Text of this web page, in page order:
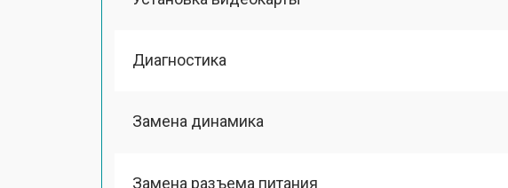
Диагностика
Замена динамика
Замена разъема питания